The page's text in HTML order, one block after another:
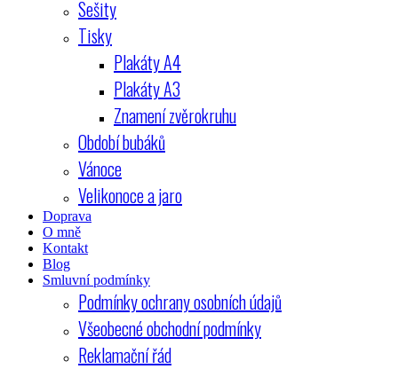
Sešity
Tisky
Plakáty A4
Plakáty A3
Znamení zvěrokruhu
Období bubáků
Vánoce
Velikonoce a jaro
Doprava
O mně
Kontakt
Blog
Smluvní podmínky
Podmínky ochrany osobních údajů
Všeobecné obchodní podmínky
Reklamační řád